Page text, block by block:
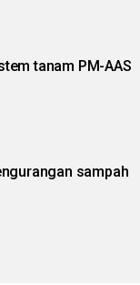
tanam PM-AAS
sampah